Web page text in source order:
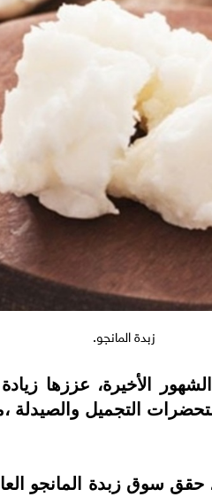
زبدة المانجو.
الأخيرة، عززها
التجميل والصيدلة